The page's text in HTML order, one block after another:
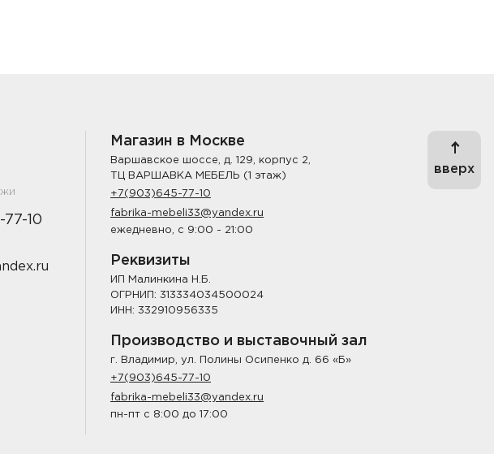
10
вверх
Магазин в Москве
Варшавское шоссе, д. 129, корпус 2,
ТЦ ВАРШАВКА МЕБЕЛЬ (1 этаж)
+7(903)645-77-10
fabrika-mebeli33@yandex.ru
ежедневно, с 9:00 - 21:00
Реквизиты
ИП Малинкина Н.Б.
ОГРНИП: 313334034500024
ИНН: 332910956335
Производство и выставочный зал
г. Владимир, ул. Полины Осипенко д. 66 «Б»
+7(903)645-77-10
fabrika-mebeli33@yandex.ru
пн-пт с 8:00 до 17:00